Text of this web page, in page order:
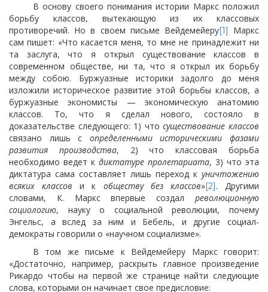
В основу своего понимания истории Маркс положил
борьбу классов, вытекающую из их классовых
противоречий. Но в своем письме Вейдемейеру[1]
Маркс
сам пишет: «Что касается меня, то мне не принадлежит ни
та заслуга, что я открыл существование классов в
современном обществе, ни та, что я открыл их борьбу
между собою. Буржуазные историки задолго до меня
изложили историческое развитие этой борьбы классов, а
буржуазные экономисты — экономическую анатомию
классов. То, что я сделал нового, состояло в
доказательстве следующего: 1) чтосуществование классов
связано лишь с определенными историческими фазами
развития производства, 2) что классовая борьба
необходимо ведет к диктатуре пролетариата, 3) что эта
диктатура сама составляет лишь переход к уничтожению
всяких классов и к обществу без классов»[2]. Другими
словами, К. Маркс впервые создал революционную
социологию, науку о социальной революции, почему
Энгельс, а вслед за ним и Бебель, и другие социал-
демократы говорили о «научном социализме».
В том же письме к Вейдемейеру Маркс говорит:
«Достаточно, например, раскрыть главное произведение
Рикардо чтобы на первой же странице найти следующие
слова, которыми он начинает свое предисловие: